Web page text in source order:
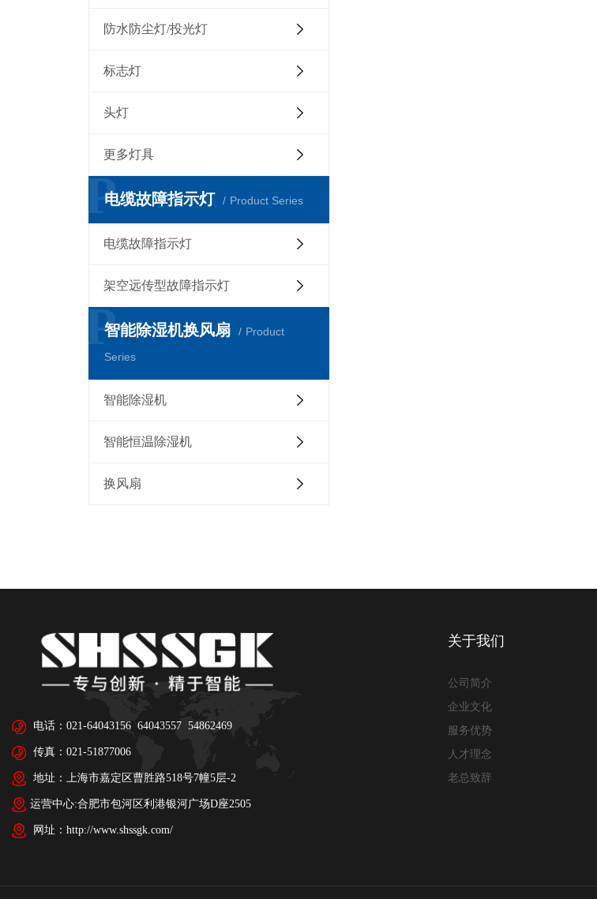
防水防尘灯/投光灯
标志灯
头灯
更多灯具
电缆故障指示灯 Product Series
P
电缆故障指示灯
架空远传型故障指示灯
智能除湿机换风扇
Product
Series
P
智能除湿机
智能恒温除湿机
换风扇
电话：021-64043156 64043557 54862469
传真：021-51877006
地址：上海市嘉定区曹胜路518号7幢5层-2
运营中心:合肥市包河区利港银河广场D座2505
网址：http://www.shssgk.com/
关于我们
公司简介
企业文化
服务优势
人才理念
老总致辞